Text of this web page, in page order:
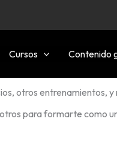
Cursos Contenido
otros entrenamientos, y
para formarte como